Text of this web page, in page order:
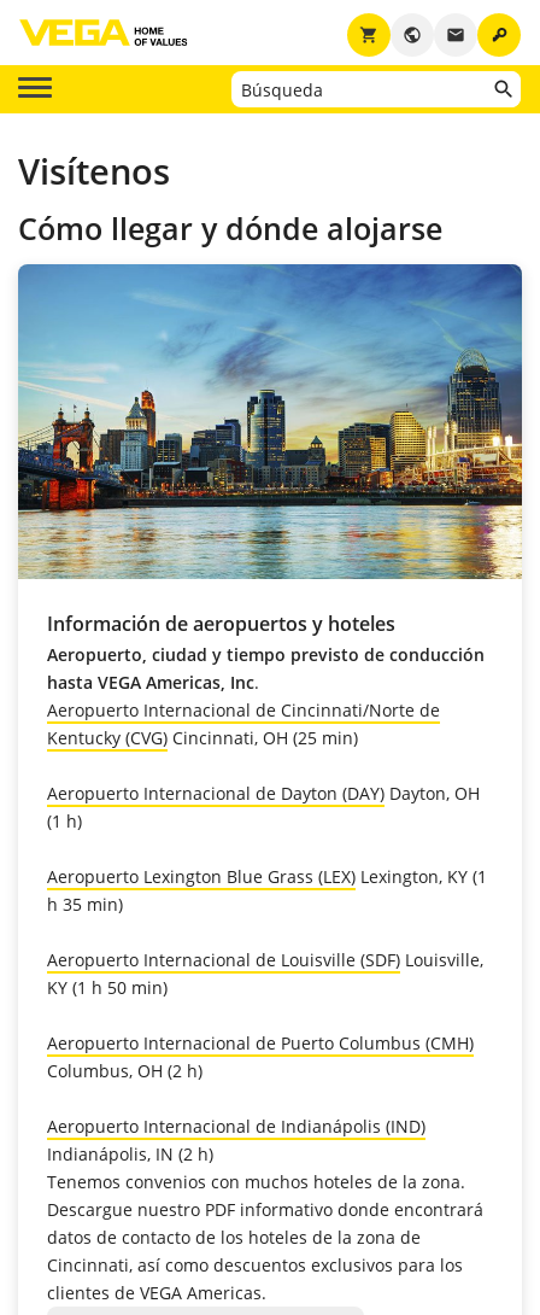
key
email
public
shopping_cart
Visítenos
Cómo llegar y dónde alojarse
Información de aeropuertos y hoteles
Aeropuerto, ciudad y tiempo previsto de conducción
hasta VEGA Americas, Inc.
Aeropuerto Internacional de Cincinnati/Norte de
Kentucky (CVG) Cincinnati, OH (25 min)
Aeropuerto Internacional de Dayton (DAY) Dayton, OH
(1 h)
Aeropuerto Lexington Blue Grass (LEX) Lexington, KY (1
h 35 min)
Aeropuerto Internacional de Louisville (SDF) Louisville,
KY (1 h 50 min)
Aeropuerto Internacional de Puerto Columbus (CMH)
Columbus, OH (2 h)
Aeropuerto Internacional de Indianápolis (IND)
Indianápolis, IN (2 h)
Tenemos convenios con muchos hoteles de la zona.
Descargue nuestro PDF informativo donde encontrará
datos de contacto de los hoteles de la zona de
Cincinnati, así como descuentos exclusivos para los
clientes de VEGA Americas.